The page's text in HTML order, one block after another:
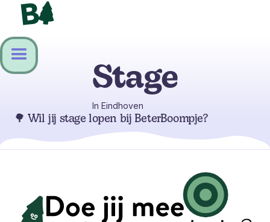
Stage
In Eindhoven
🌳 Wil jij stage lopen bij BeterBoompje?